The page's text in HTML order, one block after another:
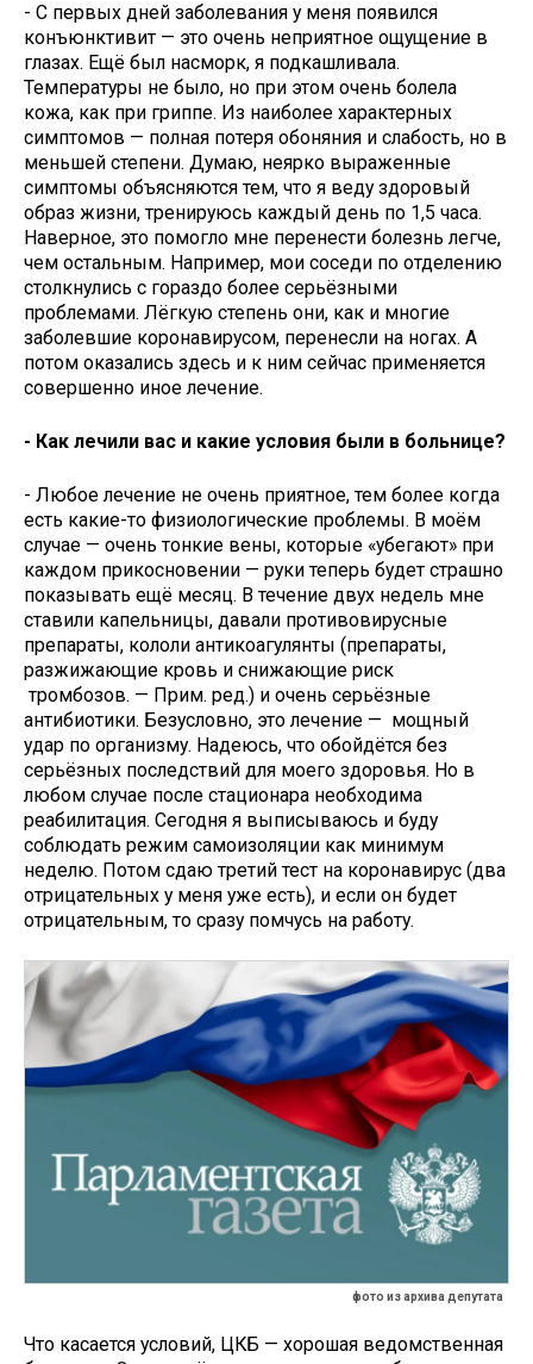
- С первых дней заболевания у меня появился
конъюнктивит — это очень неприятное ощущение в
глазах. Ещё был насморк, я подкашливала.
Температуры не было, но при этом очень болела
кожа, как при гриппе. Из наиболее характерных
симптомов — полная потеря обоняния и слабость, но в
меньшей степени. Думаю, неярко выраженные
симптомы объясняются тем, что я веду здоровый
образ жизни, тренируюсь каждый день по 1,5 часа.
Наверное, это помогло мне перенести болезнь легче,
чем остальным. Например, мои соседи по отделению
столкнулись с гораздо более серьёзными
проблемами. Лёгкую степень они, как и многие
заболевшие коронавирусом, перенесли на ногах. А
потом оказались здесь и к ним сейчас применяется
совершенно иное лечение.
- Как лечили вас и какие условия были в больнице?
- Любое лечение не очень приятное, тем более когда
есть какие-то физиологические проблемы. В моём
случае — очень тонкие вены, которые «убегают» при
каждом прикосновении — руки теперь будет страшно
показывать ещё месяц. В течение двух недель мне
ставили капельницы, давали противовирусные
препараты, кололи антикоагулянты (препараты,
разжижающие кровь и снижающие риск
тромбозов. — Прим. ред.) и очень серьёзные
антибиотики. Безусловно, это лечение — мощный
удар по организму. Надеюсь, что обойдётся без
серьёзных последствий для моего здоровья. Но в
любом случае после стационара необходима
реабилитация. Сегодня я выписываюсь и буду
соблюдать режим самоизоляции как минимум
неделю. Потом сдаю третий тест на коронавирус (два
отрицательных у меня уже есть), и если он будет
отрицательным, то сразу помчусь на работу.
фото из архива депутата
Что касается условий, ЦКБ — хорошая ведомственная